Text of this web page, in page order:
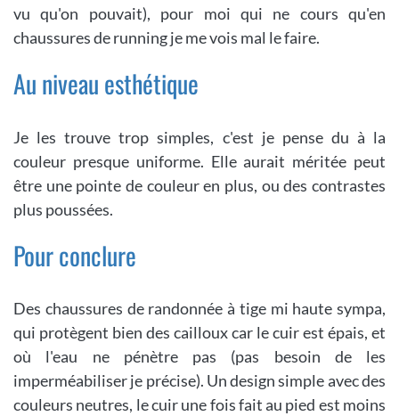
vu qu'on pouvait), pour moi qui ne cours qu'en
chaussures de running je me vois mal le faire.
Au niveau esthétique
Je les trouve trop simples, c'est je pense du à la
couleur presque uniforme. Elle aurait méritée peut
être une pointe de couleur en plus, ou des contrastes
plus poussées.
Pour conclure
Des chaussures de randonnée à tige mi haute sympa,
qui protègent bien des cailloux car le cuir est épais, et
où l'eau ne pénètre pas (pas besoin de les
imperméabiliser je précise). Un design simple avec des
couleurs neutres, le cuir une fois fait au pied est moins